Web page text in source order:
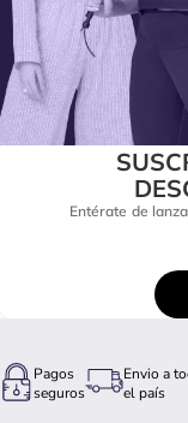
Entérate de
Pagos
seguros
Envio a
el país